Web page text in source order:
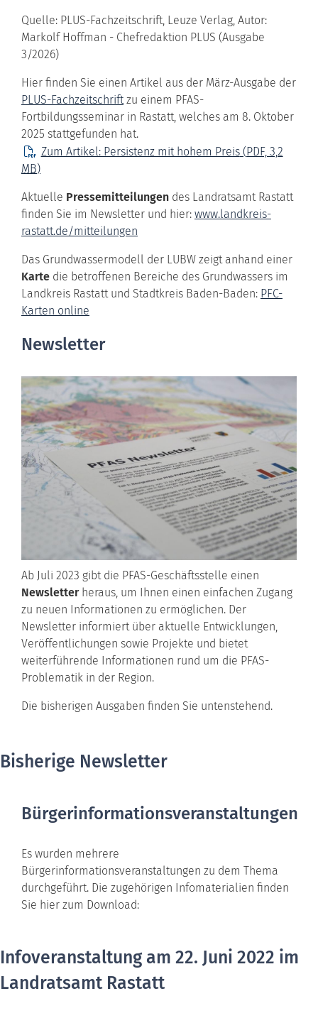
Quelle: PLUS-Fachzeitschrift, Leuze Verlag, Autor:
Markolf Hoffman - Chefredaktion PLUS (Ausgabe
3/2026)
Hier finden Sie einen Artikel aus der März-Ausgabe der
PLUS-Fachzeitschriftzu einem PFAS-
Fortbildungsseminar in Rastatt, welches am 8. Oktober
2025 stattgefunden hat.
Zum Artikel: Persistenz mit hohem Preis(PDF, 3,2
MB)
Aktuelle Pressemitteilungen des Landratsamt Rastatt
finden Sie im Newsletter und hier: www.landkreis-
rastatt.de/mitteilungen
Das Grundwassermodell der LUBW zeigt anhand einer
Karte die betroffenen Bereiche des Grundwassers im
Landkreis Rastatt und Stadtkreis Baden-Baden: PFC-
Karten online
Newsletter
Ab Juli 2023 gibt die PFAS-Geschäftsstelle einen
Newsletterheraus, um Ihnen einen einfachen Zugang
zu neuen Informationen zu ermöglichen. Der
Newsletter informiert über aktuelle Entwicklungen,
Veröffentlichungen sowie Projekte und bietet
weiterführende Informationen rund um die PFAS-
Problematik in der Region.
Die bisherigen Ausgaben finden Sie untenstehend.
Bisherige Newsletter
Bürgerinformationsveranstaltungen
Es wurden mehrere
Bürgerinformationsveranstaltungen zu dem Thema
durchgeführt. Die zugehörigen Infomaterialien finden
Sie hier zum Download:
Infoveranstaltung am 22. Juni 2022 im
Landratsamt Rastatt